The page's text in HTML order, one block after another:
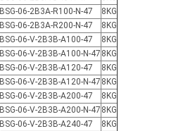
BSG-06-2B3A-R100-N-47
8KG
BSG-06-2B3A-R200-N-47
8KG
BSG-06-V-2B3B-A100-47
8KG
BSG-06-V-2B3B-A100-N-47 8KG
BSG-06-V-2B3B-A120-47
8KG
BSG-06-V-2B3B-A120-N-47 8KG
BSG-06-V-2B3B-A200-47
8KG
BSG-06-V-2B3B-A200-N-47 8KG
BSG-06-V-2B3B-A240-47
8KG